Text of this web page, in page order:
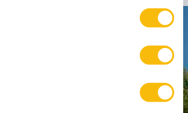
Universiteit